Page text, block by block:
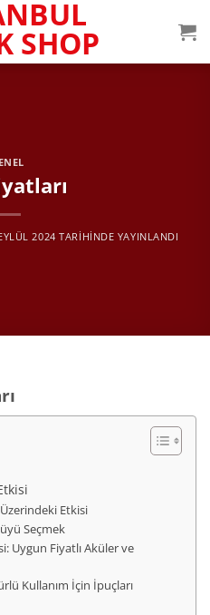
2024 TARIHINDE YAYINLANDI
Etkisi
Seçmek
Uygun Fiyatlı Aküler ve
Kullanım İçin İpuçları